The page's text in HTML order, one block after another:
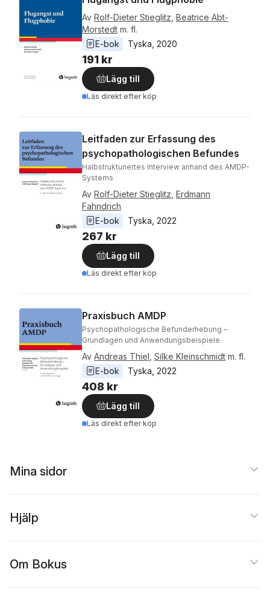
Av Rolf-Dieter Stieglitz Beatrice Abt-
Morstedt m. fl.
E-bok
Tyska 2020
191 kr
Lägg till
Läs direkt efter köp
Leitfaden zur Erfassung des
psychopathologischen Befundes
Halbstrukturiertes Interview anhand des AMDP-
Systems
Av Rolf-Dieter Stieglitz Erdmann
Fahndrich
E-bok
Tyska 2022
267 kr
Lägg till
Läs direkt efter köp
Praxisbuch AMDP
Psychopathologische Befunderhebung –
Grundlagen und Anwendungsbeispiele
Av Andreas Thiel Silke Kleinschmidt m. fl.
E-bok
Tyska 2022
408 kr
Lägg till
Läs direkt efter köp
Mina sidor
Hjälp
Om Bokus